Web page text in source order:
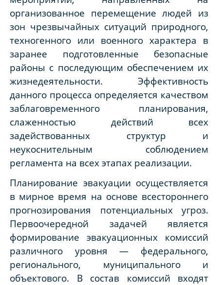
организованное перемещение людей из
зон чрезвычайных ситуаций природного,
техногенного или военного характера в
заранее подготовленные безопасные
районы с последующим обеспечением их
жизнедеятельности. Эффективность
данного процесса определяется качеством
заблаговременного планирования,
слаженностью действий всех
задействованных структур и
неукоснительным соблюдением
регламента на всех этапах реализации.
Планирование эвакуации осуществляется
в мирное время на основе всестороннего
прогнозирования потенциальных угроз.
Первоочередной задачей является
формирование эвакуационных комиссий
различного уровня — федерального,
регионального, муниципального и
объектового. В состав комиссий входят